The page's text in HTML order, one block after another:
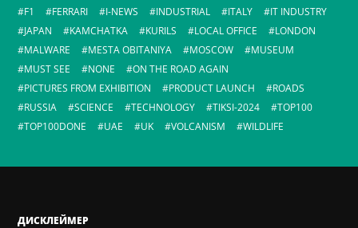
F1
FERRARI I-NEWS INDUSTRIAL ITALY
IT INDUSTRY
JAPAN
KAMCHATKA KURILS LOCAL OFFICE
LONDON
MALWARE
MESTA OBITANIYA MOSCOW
MUSEUM
MUST SEE
NONE
ON THE ROAD AGAIN
PICTURES FROM EXHIBITION
PRODUCT LAUNCH
ROADS
RUSSIA
SCIENCE TECHNOLOGY TIKSI-2024
TOP100
TOP100DONE
UAE UK VOLCANISM WILDLIFE
ДИСКЛЕЙМЕР